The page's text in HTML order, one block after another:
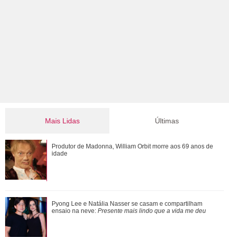
Mais Lidas
Pyong Lee e Natália Nasser se casam e compartilham
ensaio na neve: Presente mais lindo que a...
Ele cresceu! Veja evolução de Marcelo Sangalo, filho de
Ivete Sangalo e Daniel Cady
Últimas
Produtor de Madonna, William Orbit morre aos 69 anos de
idade
Pyong Lee e Natália Nasser se casam e compartilham
ensaio na neve: Presente mais lindo que a vida me deu